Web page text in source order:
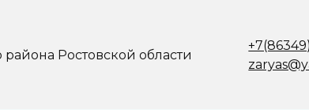
Ростовской области